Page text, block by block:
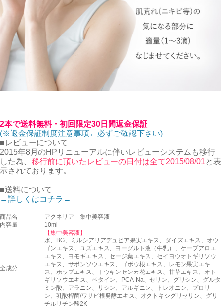
2本で送料無料・初回限定30日間返金保証
(※返金保証制度注意事項←必ずご確認下さい)
■レビューについて
2015年8月のHPリニューアルに伴いレビューシステムも移行
した為、 移行前に頂いたレビューの日付は全て2015/08/01 と表
示されております。
■送料について
→詳しくはコチラ←
商品名
アクネリア 集中美容液
内容量
10ml
全成分
【集中美容液】
水、BG、ミルシアリアデュビア果実エキス、ダイズエキス、オウ
ゴンエキス、ユズエキス、ヨーグルト液（牛乳）、ケープアロエ
エキス、ヨモギエキス、セージ葉エキス、セイヨウオトギリソウ
エキス、サボンソウエキス、ゴボウ根エキス、レモン果実エキ
ス、ホップエキス、トウキンセンカ花エキス、甘草エキス、オト
ギリソウエキス、ベタイン、PCA-Na、セリン、グリシン、グルタ
ミン酸、アラニン、リシン、アルギニン、トレオニン、プロリ
ン、乳酸桿菌/ワサビ根発酵エキス、オクトキシグリセリン、グリ
チルリチン酸2K